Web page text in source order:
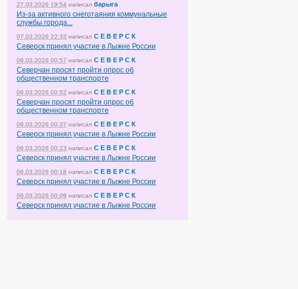
27.03.2026 19:54 написал барыга
Из-за активного снеготаяния коммунальные
службы города...
07.03.2026 22:33 написал С Е В Е Р С К
Северск принял участие в Лыжне России
06.03.2026 00:57 написал С Е В Е Р С К
Северчан просят пройти опрос об
общественном транспорте
06.03.2026 00:52 написал С Е В Е Р С К
Северчан просят пройти опрос об
общественном транспорте
06.03.2026 00:37 написал С Е В Е Р С К
Северск принял участие в Лыжне России
06.03.2026 00:23 написал С Е В Е Р С К
Северск принял участие в Лыжне России
06.03.2026 00:18 написал С Е В Е Р С К
Северск принял участие в Лыжне России
06.03.2026 00:09 написал С Е В Е Р С К
Северск принял участие в Лыжне России